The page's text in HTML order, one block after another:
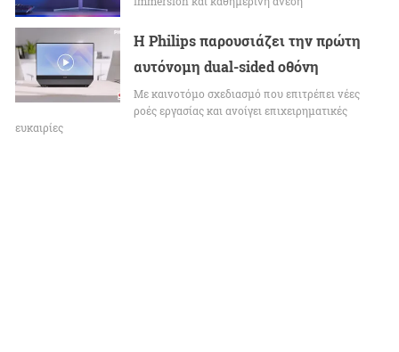
Η Philips παρουσιάζει την πρώτη
αυτόνομη dual-sided οθόνη
Με καινοτόμο σχεδιασμό που επιτρέπει νέες
ροές εργασίας και ανοίγει επιχειρηματικές
ευκαιρίες